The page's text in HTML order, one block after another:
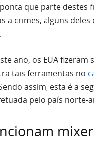
que parte destes
a crimes, alguns deles
ano, os EUA fizeram
tais ferramentas no
assim, esta é a
pelo país norte-